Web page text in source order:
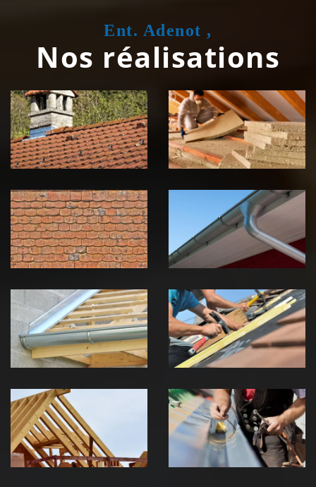
Ent. Adenot ,
Nos réalisations
Couvreur
zingueur 39
Jura
Isolation de
toiture 39
Jura
démoussage de
toiture 39
Jura
pose de
gouttière 39
Jura
Pose de
Chéneau 39
Jura
Réparation de
toiture 39
Jura
Traitement de
charpente 39
Jura
Travaux de
zinguerie 39
Jura